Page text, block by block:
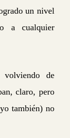
un nivel
a cualquier
de
claro, pero
también) no